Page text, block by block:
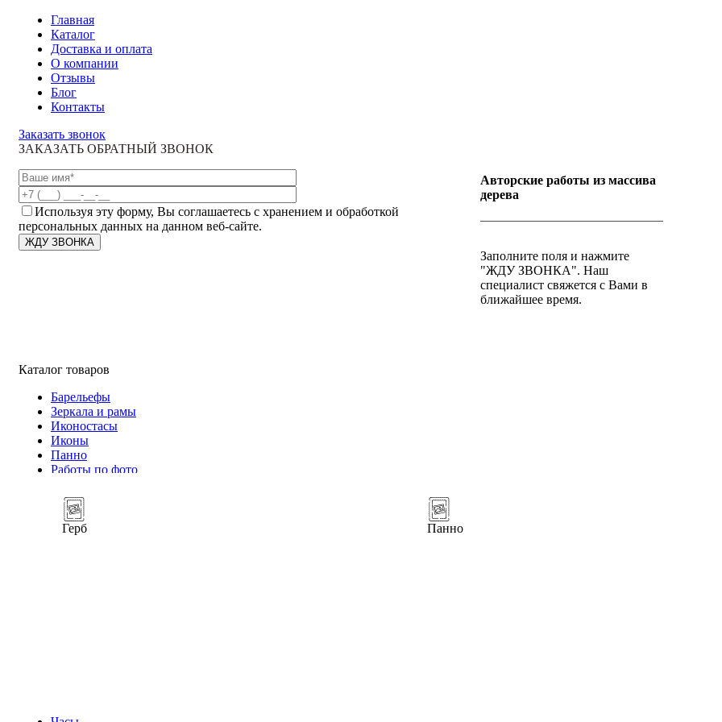
Главная
Каталог
Доставка и оплата
О компании
Отзывы
Блог
Контакты
Заказать звонок
ЗАКАЗАТЬ ОБРАТНЫЙ ЗВОНОК
Используя эту форму, Вы соглашаетесь с хранением и обработкой
персональных данных на данном веб-сайте.
Авторские работы из массива
дерева
Заполните поля и нажмите
"ЖДУ ЗВОНКА". Наш
специалист свяжется с Вами в
ближайшее время.
Каталог товаров
Барельефы
Зеркала и рамы
Иконостасы
Иконы
Панно
Работы по фото
Герб Панно